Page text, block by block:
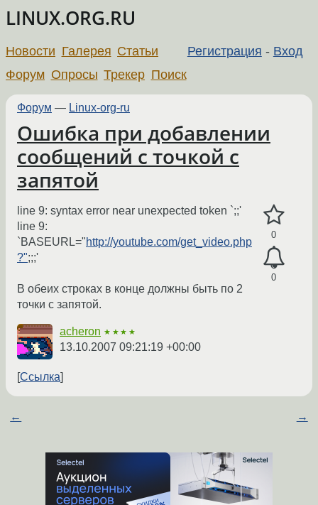
LINUX.ORG.RU
Регистрация - Вход
Новости Галерея Статьи
Форум Опросы Трекер Поиск
Форум — Linux-org-ru
Ошибка при добавлении
сообщений с точкой с
запятой
0
0
line 9: syntax error near unexpected token `;;'
line 9:
`BASEURL="http://youtube.com/get_video.php
?";;;'
В обеих строках в конце должны быть по 2
точки с запятой.
acheron ★★★★
13.10.2007 09:21:19 +00:00
Ссылка
← →